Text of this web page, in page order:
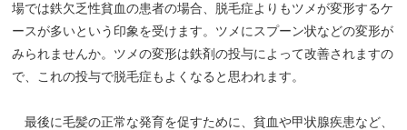
場では鉄欠乏性貧血の患者の場合、脱毛症よりもツメが変形するケ
ースが多いという印象を受けます。ツメにスプーン状などの変形が
みられませんか。ツメの変形は鉄剤の投与によって改善されますの
で、これの投与で脱毛症もよくなると思われます。
最後に毛髪の正常な発育を促すために、貧血や甲状腺疾患など、